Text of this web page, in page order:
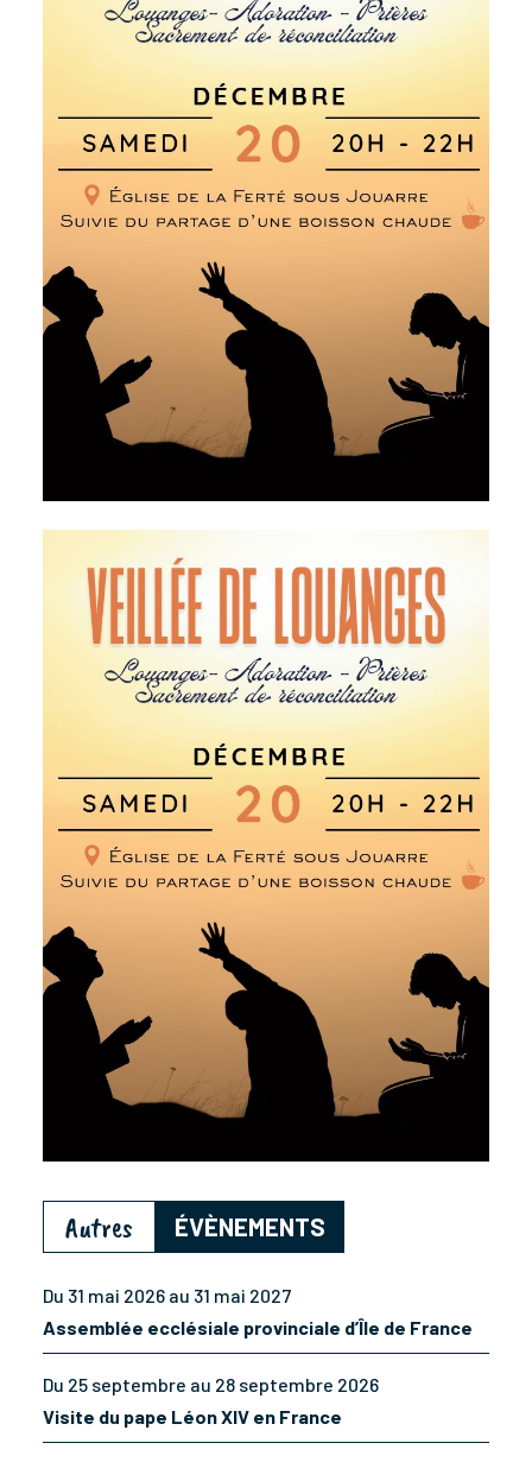
Autres ÉVÈNEMENTS
Du 31 mai 2026 au 31 mai 2027
Assemblée ecclésiale provinciale d’Île de France
Du 25 septembre au 28 septembre 2026
Visite du pape Léon XIV en France